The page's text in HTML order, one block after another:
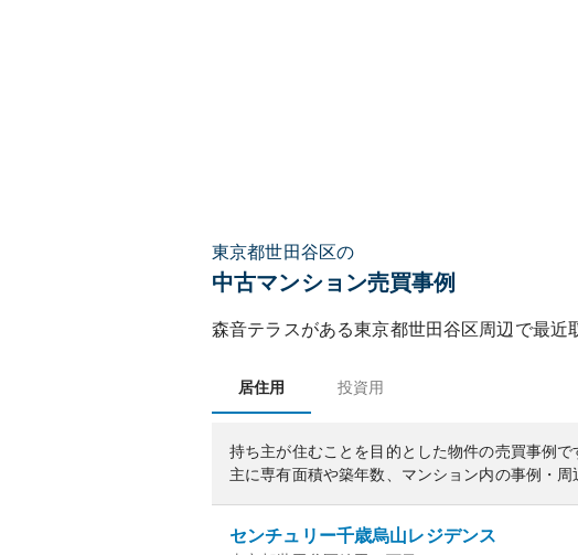
東京都世田谷区の
中古マンション売買事例
森音テラスがある東京都世田谷区周辺で最近
居住用 投資用
持ち主が住むことを目的とした物件の売買事例で
主に専有面積や築年数、マンション内の事例・
センチュリー千歳烏山レジデンス